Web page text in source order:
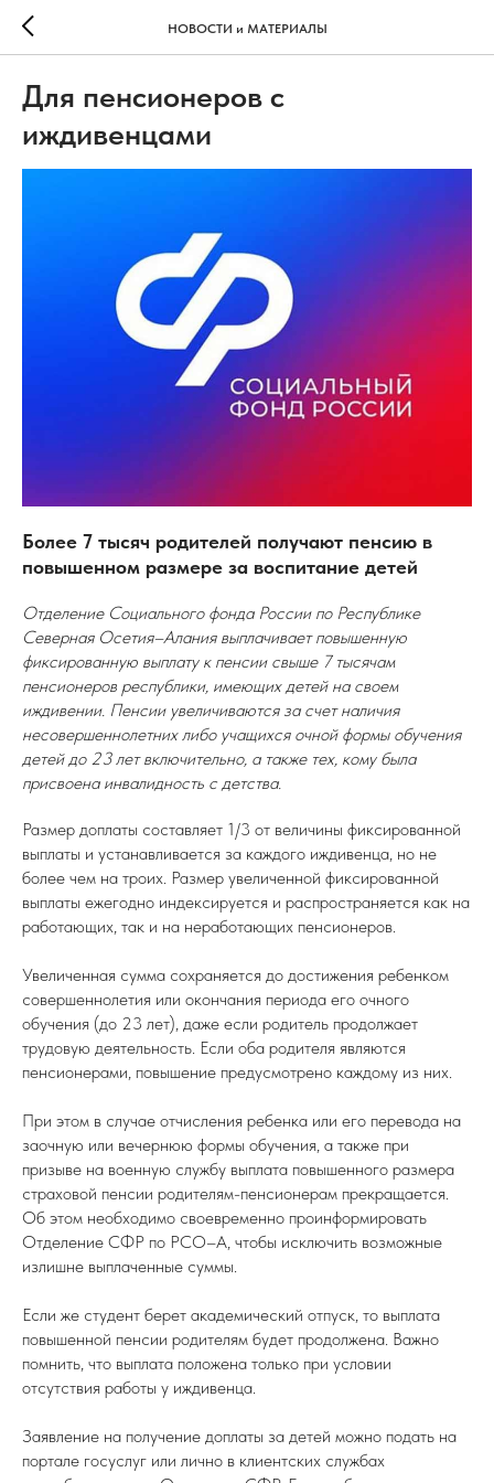
НОВОСТИ и МАТЕРИАЛЫ
Для пенсионеров с
иждивенцами
Более 7 тысяч родителей получают пенсию в
повышенном размере за воспитание детей
Отделение Социального фонда России по Республике
Северная Осетия–Алания выплачивает повышенную
фиксированную выплату к пенсии свыше 7 тысячам
пенсионеров республики, имеющих детей на своем
иждивении. Пенсии увеличиваются за счет наличия
несовершеннолетних либо учащихся очной формы обучения
детей до 23 лет включительно, а также тех, кому была
присвоена инвалидность с детства.
Размер доплаты составляет 1/3 от величины фиксированной
выплаты и устанавливается за каждого иждивенца, но не
более чем на троих. Размер увеличенной фиксированной
выплаты ежегодно индексируется и распространяется как на
работающих, так и на неработающих пенсионеров.
Увеличенная сумма сохраняется до достижения ребенком
совершеннолетия или окончания периода его очного
обучения (до 23 лет), даже если родитель продолжает
трудовую деятельность. Если оба родителя являются
пенсионерами, повышение предусмотрено каждому из них.
При этом в случае отчисления ребенка или его перевода на
заочную или вечернюю формы обучения, а также при
призыве на военную службу выплата повышенного размера
страховой пенсии родителям-пенсионерам прекращается.
Об этом необходимо своевременно проинформировать
Отделение СФР по РСО–А, чтобы исключить возможные
излишне выплаченные суммы.
Если же студент берет академический отпуск, то выплата
повышенной пенсии родителям будет продолжена. Важно
помнить, что выплата положена только при условии
отсутствия работы у иждивенца.
Заявление на получение доплаты за детей можно подать на
портале госуслуг или лично в клиентских службах